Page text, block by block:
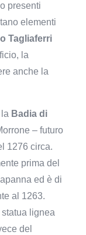
presenti
elementi
Tagliaferri
la
anche la
Badia di
– futuro
1276 circa.
prima del
ed è di
al 1263.
statua lignea
del